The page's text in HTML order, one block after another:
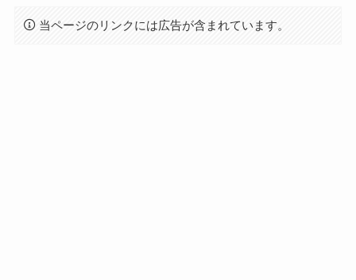
当ページのリンクには広告が含まれています。